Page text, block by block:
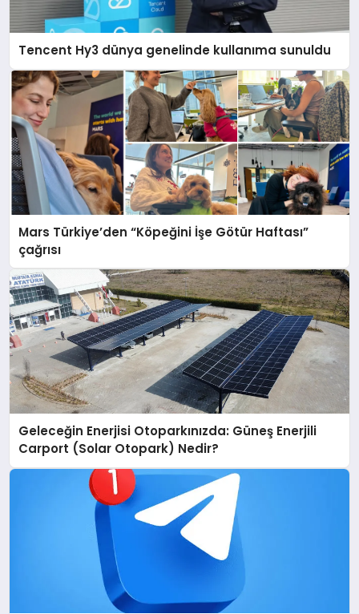
Tencent Hy3 dünya genelinde kullanıma sunuldu
Mars Türkiye’den “Köpeğini İşe Götür Haftası”
çağrısı
Geleceğin Enerjisi Otoparkınızda: Güneş Enerjili
Carport (Solar Otopark) Nedir?